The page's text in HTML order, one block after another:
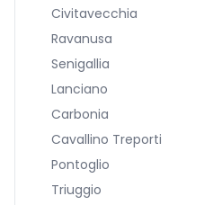
Civitavecchia
Ravanusa
Senigallia
Lanciano
Carbonia
Cavallino Treporti
Pontoglio
Triuggio